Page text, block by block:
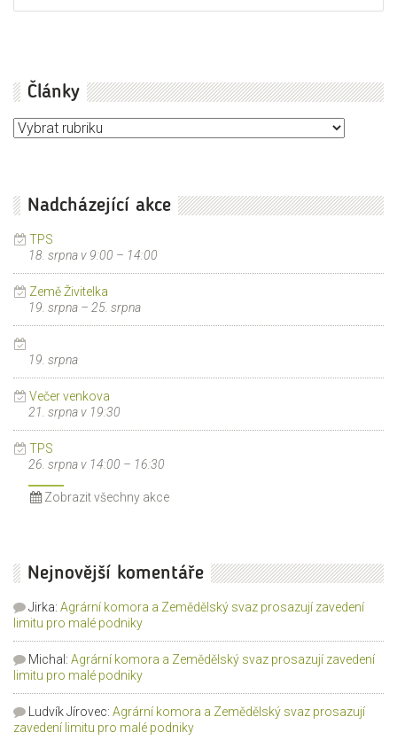
Články
Články
Nadcházející akce
TPS
18. srpna v 9:00 – 14:00
Země Živitelka
19. srpna – 25. srpna
19. srpna
Večer venkova
21. srpna v 19:30
TPS
26. srpna v 14:00 – 16:30
Zobrazit všechny akce
Nejnovější komentáře
Jirka: Agrární komora a Zemědělský svaz prosazují zavedení
limitu pro malé podniky
Michal : Agrární komora a Zemědělský svaz prosazují zavedení
limitu pro malé podniky
Ludvík Jírovec: Agrární komora a Zemědělský svaz prosazují
zavedení limitu pro malé podniky